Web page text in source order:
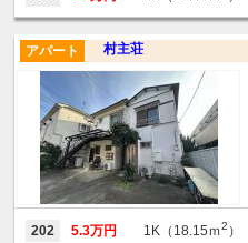
村主荘
アパート
202 5.3万円 1K（18.15ｍ2 ）